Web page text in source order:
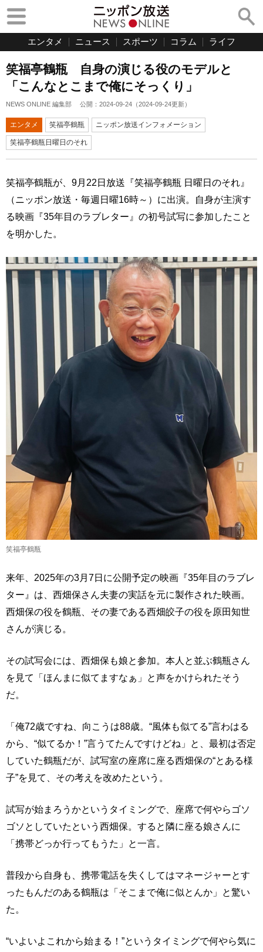
エンタメ ニュース スポーツ コラム ライフ
笑福亭鶴瓶 自身の演じる役のモデルと
「こんなとこまで俺にそっくり」
NEWS ONLINE 編集部 公開： 2024-09-24 （2024-09-24更新）
エンタメ 笑福亭鶴瓶 ニッポン放送インフォメーション
笑福亭鶴瓶日曜日のそれ
笑福亭鶴瓶が、9月22日放送『笑福亭鶴瓶 日曜日のそれ』
（ニッポン放送・毎週日曜16時～）に出演。自身が主演す
る映画『35年目のラブレター』の初号試写に参加したこと
を明かした。
笑福亭鶴瓶
来年、2025年の3月7日に公開予定の映画『35年目のラブレ
ター』は、西畑保さん夫妻の実話を元に製作された映画。
西畑保の役を鶴瓶、その妻である西畑皎子の役を原田知世
さんが演じる。
その試写会には、西畑保も娘と参加。本人と並ぶ鶴瓶さん
を見て「ほんまに似てますなぁ」と声をかけられたそう
だ。
「俺72歳ですね、向こうは88歳。“風体も似てる”言わはる
から、“似てるか！”言うてたんですけどね」と、最初は否定
していた鶴瓶だが、試写室の座席に座る西畑保の“とある様
子”を見て、その考えを改めたという。
試写が始まろうかというタイミングで、座席で何やらゴソ
ゴソとしていたという西畑保。すると隣に座る娘さんに
「携帯どっか行ってもうた」と一言。
普段から自身も、携帯電話を失くしてはマネージャーとす
ったもんだのある鶴瓶は「そこまで俺に似とんか」と驚い
た。
“いよいよこれから始まる！”というタイミングで何やら気に